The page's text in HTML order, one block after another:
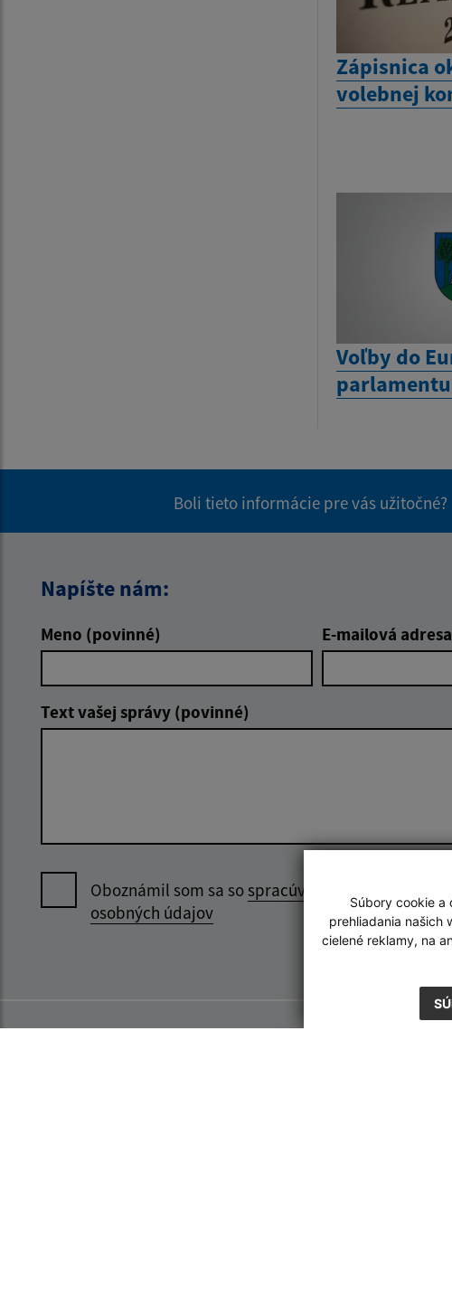
Súbory cookie a
prehliadania našich
cielené reklamy, na
Zápisnica
volebnej
Voľby do
Boli tieto informácie pre vás užitočné?
Napíšte nám:
Meno (povinné) E-mailová
Text vašej správy (povinné)
Oboznámil som sa sospracúvaním
osobných údajov